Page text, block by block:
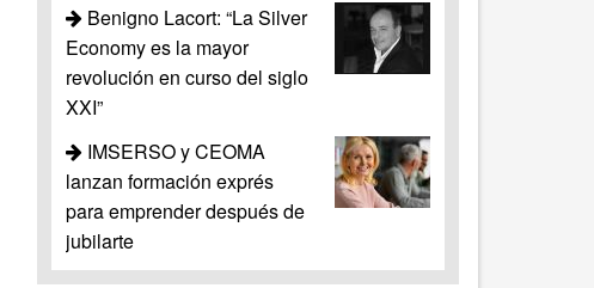
Benigno Lacort: “La Silver
Economy es la mayor
revolución en curso del siglo
XXI”
IMSERSO y CEOMA
lanzan formación exprés
para emprender después de
jubilarte